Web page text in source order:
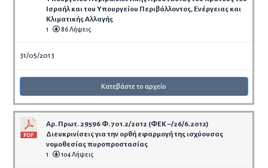
Ισραήλ και του Υπουργείου Περιβάλλοντος, Ενέργειας και
Κλιματικής Αλλαγής
1 86 Λήψεις
31/05/2013
Κατεβάστε το αρχείο
Αρ. Πρωτ. 29596 Φ. 701.2/2012 (ΦΕΚ –/26/6.2012)
Διευκρινίσεις για την ορθή εφαρμογή της ισχύουσας
νομοθεσίας πυροπροστασίας
1 104 Λήψεις